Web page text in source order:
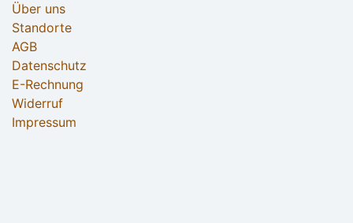
Über uns
Standorte
AGB
Datenschutz
E-Rechnung
Widerruf
Impressum